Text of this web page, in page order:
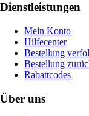
Dienstleistungen
Mein Konto
Hilfecenter
Bestellung
Bestellung
Rabattcodes
Über uns